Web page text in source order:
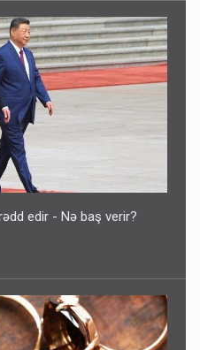
edir - Nə baş verir?